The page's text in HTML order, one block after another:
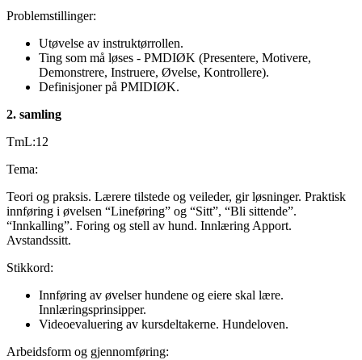
Problemstillinger:
Utøvelse av instruktørrollen.
Ting som må løses - PMDIØK (Presentere, Motivere,
Demonstrere, Instruere, Øvelse, Kontrollere).
Definisjoner på PMIDIØK.
2. samling
TmL:12
Tema:
Teori og praksis. Lærere tilstede og veileder, gir løsninger. Praktisk
innføring i øvelsen “Lineføring” og “Sitt”, “Bli sittende”.
“Innkalling”. Foring og stell av hund. Innlæring Apport.
Avstandssitt.
Stikkord:
Innføring av øvelser hundene og eiere skal lære.
Innlæringsprinsipper.
Videoevaluering av kursdeltakerne. Hundeloven.
Arbeidsform og gjennomføring: